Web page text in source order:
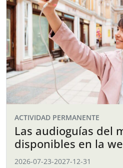
ACTIVIDAD PERMANENTE
Las audioguías del
disponibles en la
2026-07-23-2027-12-31